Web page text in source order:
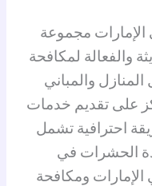
مجموعة
والفعالة لمكافحة
والمباني
على تقديم خدمات
احترافية تشمل
الحشرات في
الإمارات ومكافحة